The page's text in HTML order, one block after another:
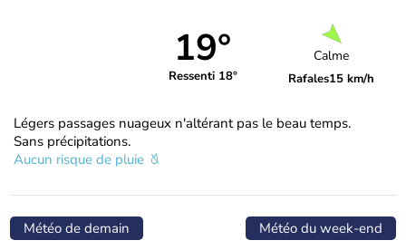
19°
Ressenti 18°
Calme
Rafales15 km/h
Légers passages nuageux n'altérant pas le beau temps.
Sans précipitations.
Aucun risque de pluie
Météo de demain Météo du week-end